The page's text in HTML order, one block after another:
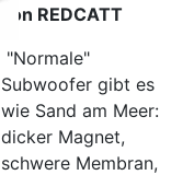
von REDCATT
"Normale"
Subwoofer gibt es
wie Sand am Meer:
dicker Magnet,
schwere Membran,